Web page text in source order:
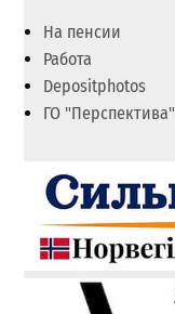
На пенсии
Работа
Depositphotos
ГО "Перспектива"